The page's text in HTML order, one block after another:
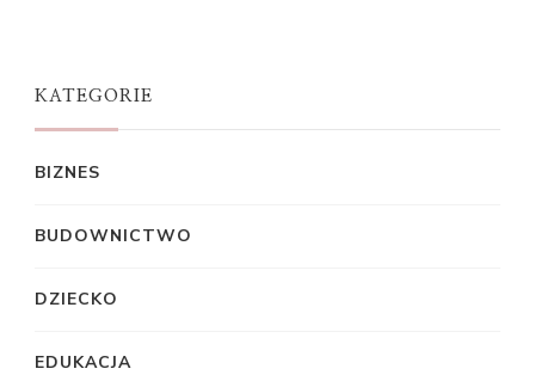
KATEGORIE
BIZNES
BUDOWNICTWO
DZIECKO
EDUKACJA